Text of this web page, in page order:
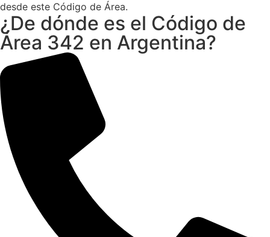
desde este Código de Área.
¿De dónde es el Código de
Área 342 en Argentina?